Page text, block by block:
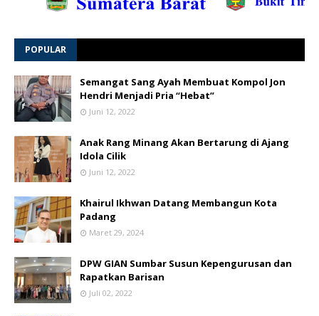
POPULAR
Semangat Sang Ayah Membuat Kompol Jon
Hendri Menjadi Pria “Hebat”
Juni 12, 2022
Anak Rang Minang Akan Bertarung di Ajang
Idola Cilik
Juni 12, 2022
Khairul Ikhwan Datang Membangun Kota
Padang
Maret 29, 2024
DPW GIAN Sumbar Susun Kepengurusan dan
Rapatkan Barisan
Juli 02, 2022